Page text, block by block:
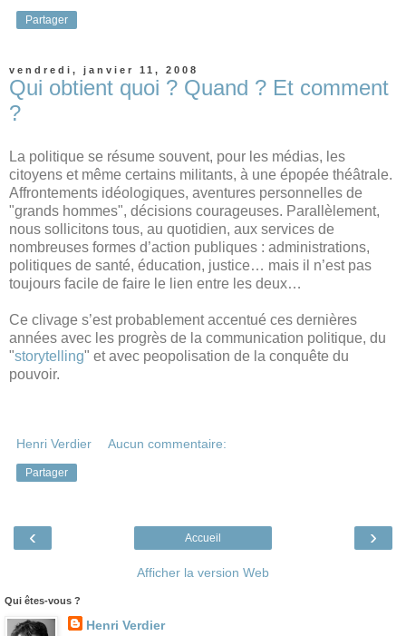
Partager
vendredi, janvier 11, 2008
Qui obtient quoi ? Quand ? Et comment
?
La politique se résume souvent, pour les médias, les
citoyens et même certains militants, à une épopée théâtrale.
Affrontements idéologiques, aventures personnelles de
"grands hommes", décisions courageuses. Parallèlement,
nous sollicitons tous, au quotidien, aux services de
nombreuses formes d’action publiques : administrations,
politiques de santé, éducation, justice… mais il n’est pas
toujours facile de faire le lien entre les deux…
Ce clivage s’est probablement accentué ces dernières
années avec les progrès de la communication politique, du
"storytelling" et avec peopolisation de la conquête du
pouvoir.
Henri Verdier Aucun commentaire:
Partager
‹ ›
Accueil
Afficher la version Web
Qui êtes-vous ?
Henri Verdier